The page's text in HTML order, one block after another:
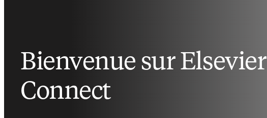
Bienvenue sur Elsevier
Connect